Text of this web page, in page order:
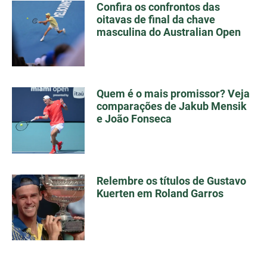
Confira os confrontos das
oitavas de final da chave
masculina do Australian Open
Quem é o mais promissor? Veja
comparações de Jakub Mensik
e João Fonseca
Relembre os títulos de Gustavo
Kuerten em Roland Garros